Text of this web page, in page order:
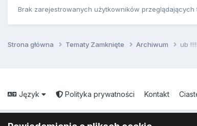
Brak zarejestrowanych użytkowników przeglądających
Strona główna Tematy Zamknięte Archiwum ub
Język Polityka prywatności Kontakt